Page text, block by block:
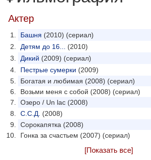
Актер
Башня (2010) (сериал)
Детям до 16...
(2010)
Дикий (2009) (сериал)
Пестрые сумерки (2009)
Богатая и любимая (2008) (сериал)
Возьми меня с собой (2008) (сериал)
Озеро / Un lac (2008)
С.С.Д. (2008)
Сорокапятка (2008)
Гонка за счастьем (2007) (сериал)
[Показать все]